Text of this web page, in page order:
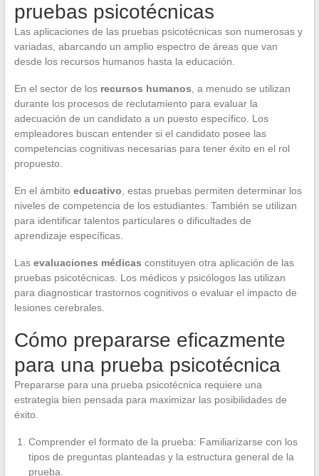
pruebas psicotécnicas
Las aplicaciones de las pruebas psicotécnicas son numerosas y
variadas, abarcando un amplio espectro de áreas que van
desde los recursos humanos hasta la educación.
En el sector de los recursos humanos , a menudo se utilizan
durante los procesos de reclutamiento para evaluar la
adecuación de un candidato a un puesto específico. Los
empleadores buscan entender si el candidato posee las
competencias cognitivas necesarias para tener éxito en el rol
propuesto.
En el ámbito educativo , estas pruebas permiten determinar los
niveles de competencia de los estudiantes. También se utilizan
para identificar talentos particulares o dificultades de
aprendizaje específicas.
Las evaluaciones médicas constituyen otra aplicación de las
pruebas psicotécnicas. Los médicos y psicólogos las utilizan
para diagnosticar trastornos cognitivos o evaluar el impacto de
lesiones cerebrales.
Cómo prepararse eficazmente
para una prueba psicotécnica
Prepararse para una prueba psicotécnica requiere una
estrategia bien pensada para maximizar las posibilidades de
éxito.
Comprender el formato de la prueba: Familiarizarse con los
tipos de preguntas planteadas y la estructura general de la
prueba.